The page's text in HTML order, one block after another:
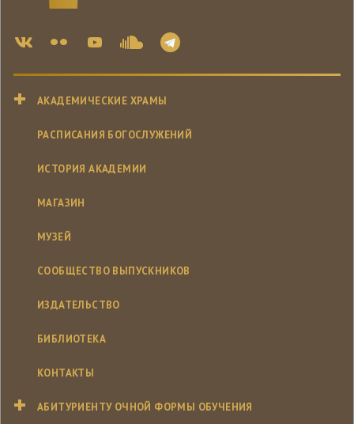
АКАДЕМИЧЕСКИЕ ХРАМЫ
РАСПИСАНИЯ БОГОСЛУЖЕНИЙ
ИСТОРИЯ АКАДЕМИИ
МАГАЗИН
МУЗЕЙ
СООБЩЕСТВО ВЫПУСКНИКОВ
ИЗДАТЕЛЬСТВО
БИБЛИОТЕКА
КОНТАКТЫ
АБИТУРИЕНТУ ОЧНОЙ ФОРМЫ ОБУЧЕНИЯ